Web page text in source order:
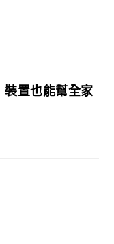
置也能幫全家